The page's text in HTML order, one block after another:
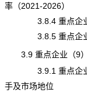
率（2021-2026）
3.8.4 重点企业（
3.8.5 重点企业
3.9 重点企业（9）
3.9.1 重点企业（9
手及市场地位